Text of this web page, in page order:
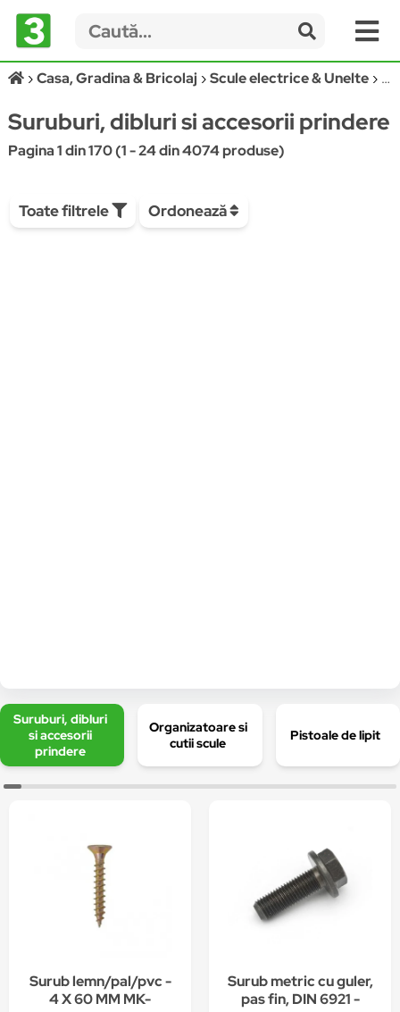
Casa, Gradina & Bricolaj Scule electrice & Unelte
Suruburi, dibluri si accesorii prindere
Pagina 1 din 170 (1 - 24 din 4074 produse)
Toate filtrele Ordonează
Suruburi, dibluri
si accesorii
prindere
Organizatoare si
cutii scule
Pistoale de lipit
Surub lemn/pal/pvc -
4 X 60 MM MK-
Surub metric cu guler,
pas fin, DIN 6921 -